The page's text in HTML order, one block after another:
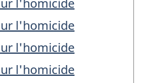
l'homicide
l'homicide
l'homicide
l'homicide